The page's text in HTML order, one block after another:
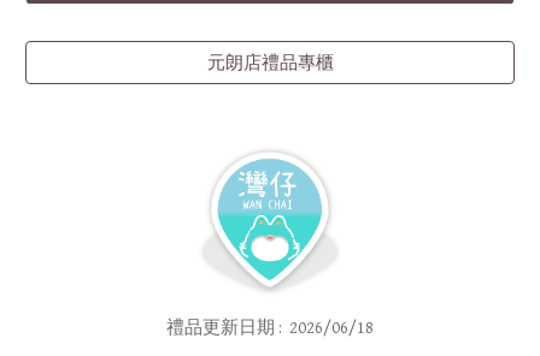
元朗店禮品專櫃
禮品更新日期 : 2026/06/18